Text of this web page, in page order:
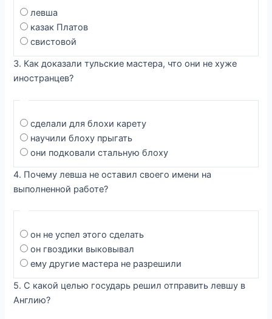
левша
казак Платов
свистовой
3. Как доказали тульские мастера, что они не хуже
иностранцев?
сделали для блохи карету
научили блоху прыгать
они подковали стальную блоху
4. Почему левша не оставил своего имени на
выполненной работе?
он не успел этого сделать
он гвоздики выковывал
ему другие мастера не разрешили
5. С какой целью государь решил отправить левшу в
Англию?